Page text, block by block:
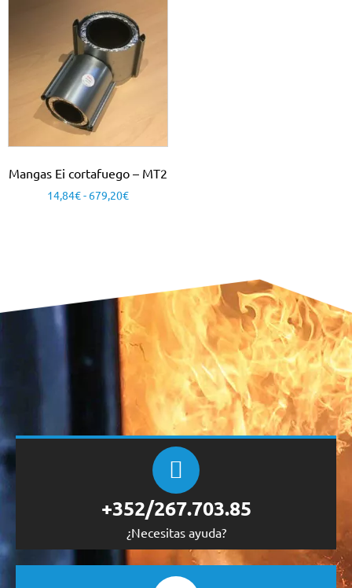
Mangas Ei cortafuego – MT2
14,84€- 679,20€
+352/267.703.85
¿Necesitas ayuda?